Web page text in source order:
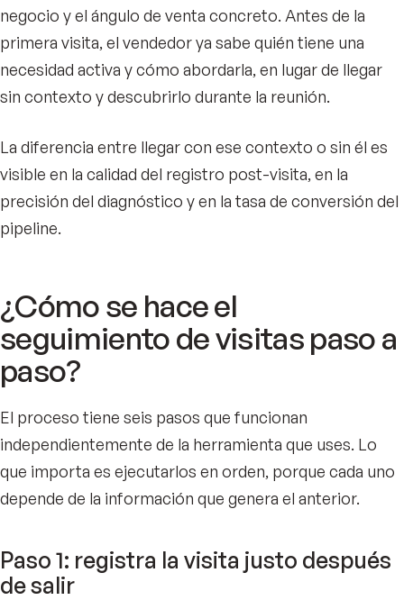
negocio y el ángulo de venta concreto. Antes de la
primera visita, el vendedor ya sabe quién tiene una
necesidad activa y cómo abordarla, en lugar de llegar
sin contexto y descubrirlo durante la reunión.
La diferencia entre llegar con ese contexto o sin él es
visible en la calidad del registro post-visita, en la
precisión del diagnóstico y en la tasa de conversión del
pipeline.
¿Cómo se hace el
seguimiento de visitas paso a
paso?
El proceso tiene seis pasos que funcionan
independientemente de la herramienta que uses. Lo
que importa es ejecutarlos en orden, porque cada uno
depende de la información que genera el anterior.
Paso 1: registra la visita justo después
de salir